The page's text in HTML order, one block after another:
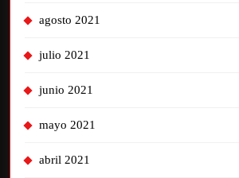
agosto 2021
julio 2021
junio 2021
mayo 2021
abril 2021